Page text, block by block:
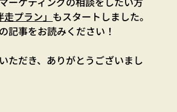
走プラン」 もスタートしました。
記事をお読みください！
ただき、ありがとうございまし